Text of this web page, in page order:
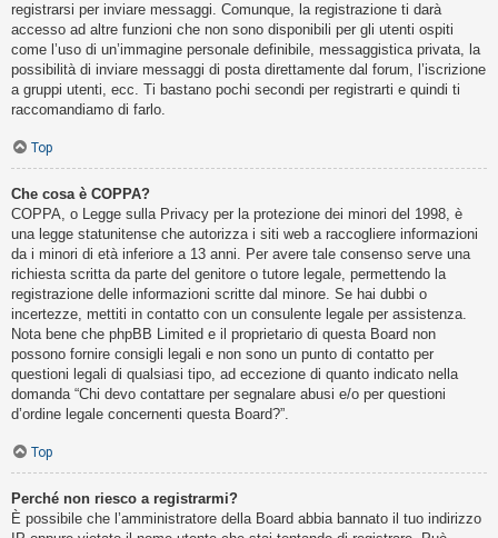
registrarsi per inviare messaggi. Comunque, la registrazione ti darà
accesso ad altre funzioni che non sono disponibili per gli utenti ospiti
come l’uso di un’immagine personale definibile, messaggistica privata, la
possibilità di inviare messaggi di posta direttamente dal forum, l’iscrizione
a gruppi utenti, ecc. Ti bastano pochi secondi per registrarti e quindi ti
raccomandiamo di farlo.
Top
Che cosa è COPPA?
COPPA, o Legge sulla Privacy per la protezione dei minori del 1998, è
una legge statunitense che autorizza i siti web a raccogliere informazioni
da i minori di età inferiore a 13 anni. Per avere tale consenso serve una
richiesta scritta da parte del genitore o tutore legale, permettendo la
registrazione delle informazioni scritte dal minore. Se hai dubbi o
incertezze, mettiti in contatto con un consulente legale per assistenza.
Nota bene che phpBB Limited e il proprietario di questa Board non
possono fornire consigli legali e non sono un punto di contatto per
questioni legali di qualsiasi tipo, ad eccezione di quanto indicato nella
domanda “Chi devo contattare per segnalare abusi e/o per questioni
d’ordine legale concernenti questa Board?”.
Top
Perché non riesco a registrarmi?
È possibile che l’amministratore della Board abbia bannato il tuo indirizzo